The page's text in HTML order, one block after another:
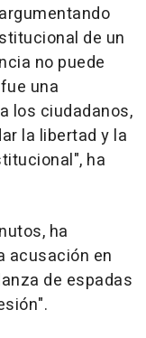
de un
no puede
una
los ciudadanos,
la libertad y la
ha
ha
acusación en
de espadas